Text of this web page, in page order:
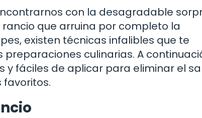
con la desagradable
que arruina por completo la
existen técnicas infalibles que te
culinarias. A
y fáciles de aplicar para eliminar el